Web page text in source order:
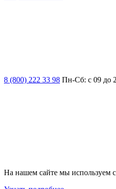
8 (800) 222 33 98 Пн-Сб: с 09 до
На нашем сайте мы используем